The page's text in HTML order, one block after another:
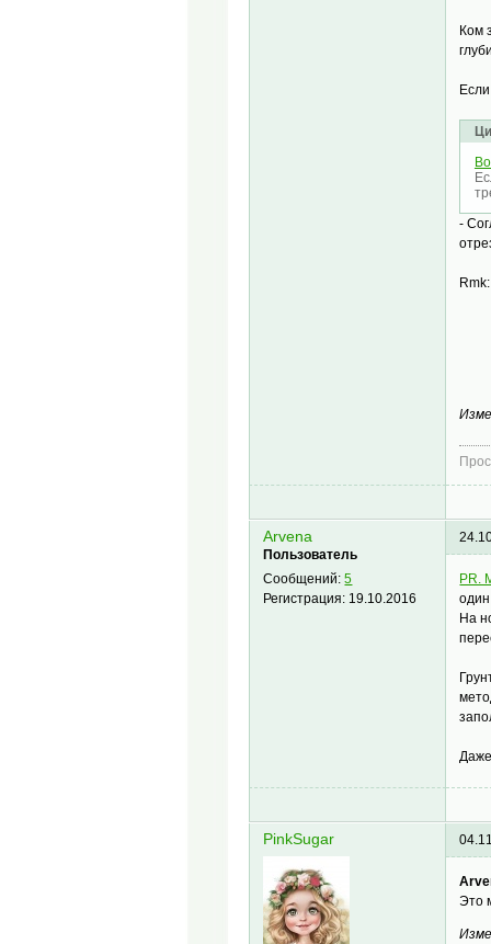
Ком
-
Arvena
Пользователь
Сообщений:5
Регистрация: 19.10.2016
PR.
На
PinkSugar
Это